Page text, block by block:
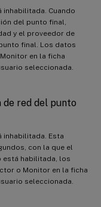
Cuando
del punto final,
y el proveedor de
final. Los datos
en la ficha
seleccionada.
red del punto
inhabilitada. Esta
con la que el
está habilitada, los
o Monitor en la ficha
seleccionada.